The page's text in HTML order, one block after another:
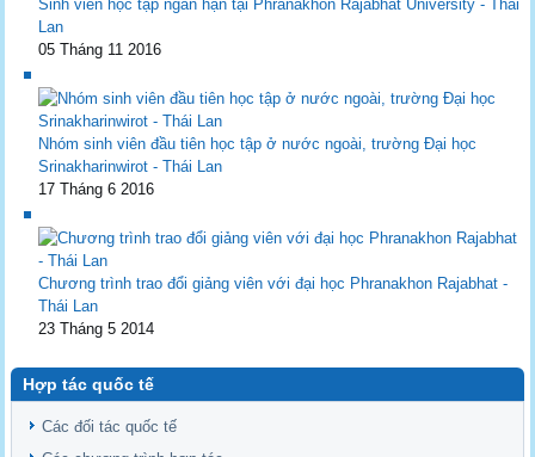
Sinh viên học tập ngắn hạn tại Phranakhon Rajabhat University - Thái
Lan
05 Tháng 11 2016
Nhóm sinh viên đầu tiên học tập ở nước ngoài, trường Đại học
Srinakharinwirot - Thái Lan
17 Tháng 6 2016
Chương trình trao đổi giảng viên với đại học Phranakhon Rajabhat -
Thái Lan
23 Tháng 5 2014
Hợp tác quốc tế
Các đối tác quốc tế